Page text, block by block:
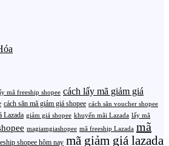
mã freeship shopee cách lấy mã giảm giá
cách săn mã giảm giá shopee cách săn voucher shopee
Lazada giảm giá shopee khuyến mãi Lazada lấy mã
magiamgiashopee mã freeship Lazada mã
shopee hôm nay mã giảm giá lazada